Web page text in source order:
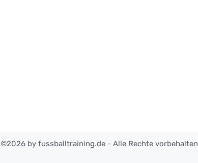
©2026 by fussballtraining.de - Alle Rechte vorbehalten